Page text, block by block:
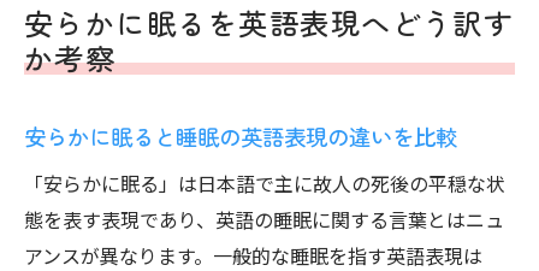
安らかに眠るを英語表現へどう訳す
か考察
安らかに眠ると睡眠の英語表現の違いを比較
「安らかに眠る」は日本語で主に故人の死後の平穏な状
態を表す表現であり、英語の睡眠に関する言葉とはニュ
アンスが異なります。一般的な睡眠を指す英語表現は